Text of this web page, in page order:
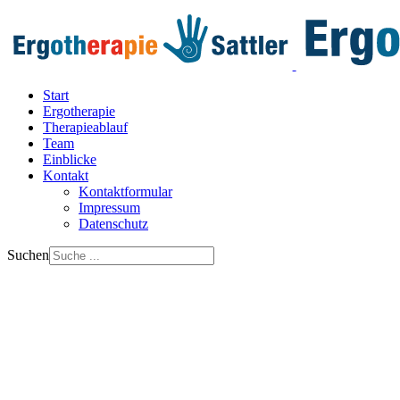
Start
Ergotherapie
Therapieablauf
Team
Einblicke
Kontakt
Kontaktformular
Impressum
Datenschutz
Suchen